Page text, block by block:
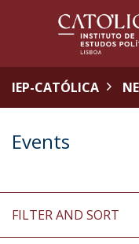
IEP-CATÓLICA
Events
FILTER AND SORT